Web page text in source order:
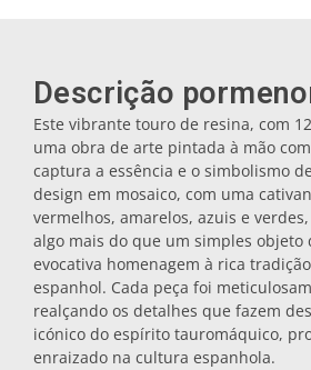
Bases de copos
Tampas
Galheteiros
Bases para tachos
Descrição
Este vibrante touro de resina, com
uma obra de arte pintada à mão
captura a essência e o simbolismo
design em mosaico, com uma
vermelhos, amarelos, azuis e
algo mais do que um simples objeto
evocativa homenagem à rica
espanhol. Cada peça foi
realçando os detalhes que fazem
icónico do espírito tauromáquico,
enraizado na cultura espanhola.